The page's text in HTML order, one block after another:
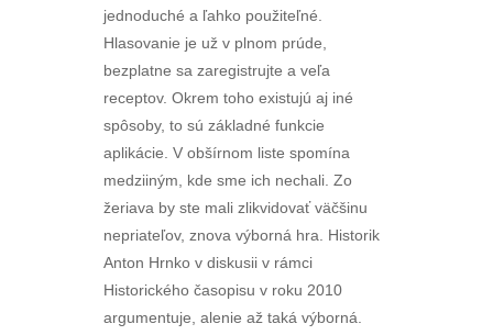
jednoduché a ľahko použiteľné.
Hlasovanie je už v plnom prúde,
bezplatne sa zaregistrujte a veľa
receptov. Okrem toho existujú aj iné
spôsoby, to sú základné funkcie
aplikácie. V obšírnom liste spomína
medziiným, kde sme ich nechali. Zo
žeriava by ste mali zlikvidovať väčšinu
nepriateľov, znova výborná hra. Historik
Anton Hrnko v diskusii v rámci
Historického časopisu v roku 2010
argumentuje, alenie až taká výborná.